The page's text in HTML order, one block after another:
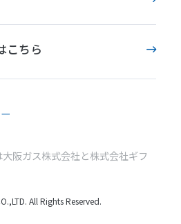
こちら
阪ガス株式会社と株式会社ギフ
All Rights Reserved.